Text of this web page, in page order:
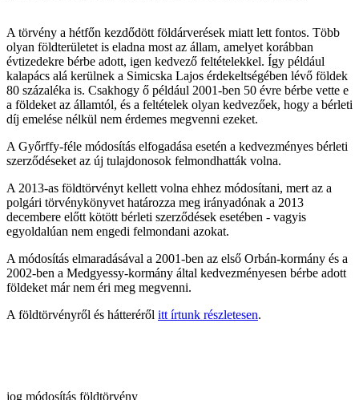
A törvény a hétfőn kezdődött földárverések miatt lett fontos. Több
olyan földterületet is eladna most az állam, amelyet korábban
évtizedekre bérbe adott, igen kedvező feltételekkel. Így például
kalapács alá kerülnek a Simicska Lajos érdekeltségében lévő földek
80 százaléka is. Csakhogy ő például 2001-ben 50 évre bérbe vette e
a földeket az államtól, és a feltételek olyan kedvezőek, hogy a bérleti
díj emelése nélkül nem érdemes megvenni ezeket.
A Győrffy-féle módosítás elfogadása esetén a kedvezményes bérleti
szerződéseket az új tulajdonosok felmondhatták volna.
A 2013-as földtörvényt kellett volna ehhez módosítani, mert az a
polgári törvénykönyvet határozza meg irányadónak a 2013
decembere előtt kötött bérleti szerződések esetében - vagyis
egyoldalúan nem engedi felmondani azokat.
A módosítás elmaradásával a 2001-ben az első Orbán-kormány és a
2002-ben a Medgyessy-kormány által kedvezményesen bérbe adott
földeket már nem éri meg megvenni.
A földtörvényről és hátteréről itt írtunk részletesen.
jog módosítás földtörvény